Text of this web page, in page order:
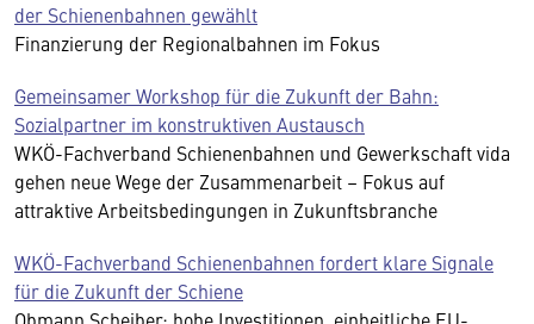
der Schienenbahnen gewählt
Finanzierung der Regionalbahnen im Fokus
Gemeinsamer Workshop für die Zukunft der Bahn:
Sozialpartner im konstruktiven Austausch
WKÖ-Fachverband Schienenbahnen und Gewerkschaft vida
gehen neue Wege der Zusammenarbeit – Fokus auf
attraktive Arbeitsbedingungen in Zukunftsbranche
WKÖ-Fachverband Schienenbahnen fordert klare Signale
für die Zukunft der Schiene